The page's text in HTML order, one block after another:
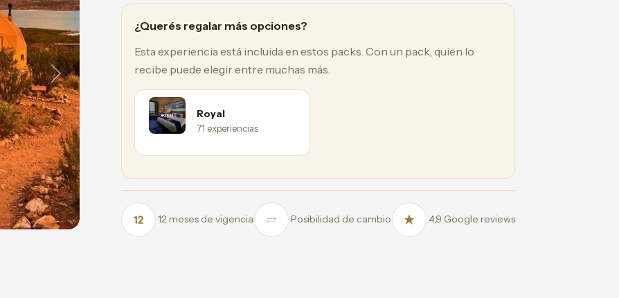
Next
¿Querés regalar más opciones?
Esta experiencia está incluida en estos packs. Con un pack, quien lo
recibe puede elegir entre muchas más.
Royal
71 experiencias
12 meses de vigencia Posibilidad de cambio 4,9 Google reviews